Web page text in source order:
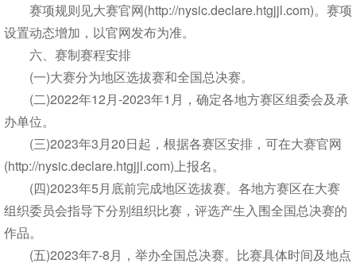
赛项规则见大赛官网(http://nysic.declare.htgjjl.com)。赛项
设置动态增加，以官网发布为准。
六、赛制赛程安排
(一)大赛分为地区选拔赛和全国总决赛。
(二)2022年12月-2023年1月，确定各地方赛区组委会及承
办单位。
(三)2023年3月20日起，根据各赛区安排，可在大赛官网
(http://nysic.declare.htgjjl.com)上报名。
(四)2023年5月底前完成地区选拔赛。各地方赛区在大赛
组织委员会指导下分别组织比赛，评选产生入围全国总决赛的
作品。
(五)2023年7-8月，举办全国总决赛。比赛具体时间及地点